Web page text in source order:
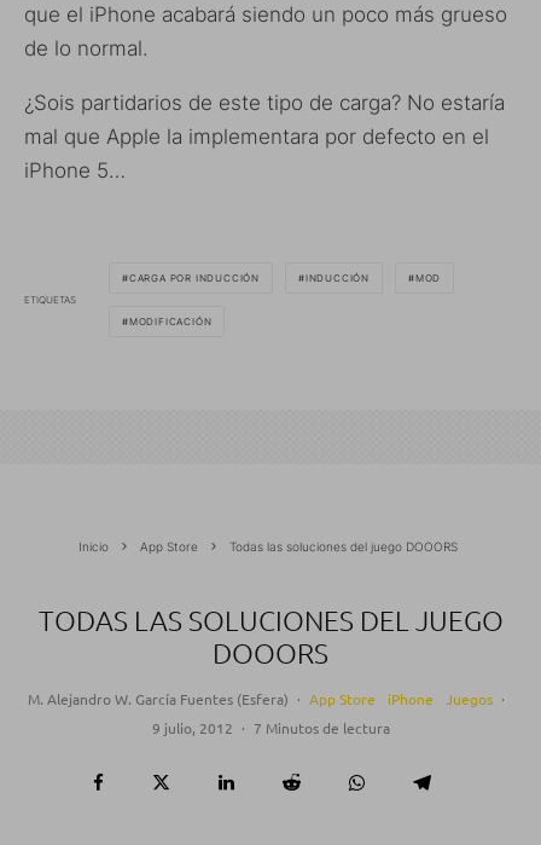
que el iPhone acabará siendo un poco más grueso
de lo normal.
¿Sois partidarios de este tipo de carga? No estaría
mal que Apple la implementara por defecto en el
iPhone 5…
ETIQUETAS
CARGA POR INDUCCIÓN INDUCCIÓN MOD
MODIFICACIÓN
Inicio App Store Todas las soluciones del juego DOOORS
TODAS LAS SOLUCIONES DEL JUEGO
DOOORS
M. Alejandro W. García Fuentes (Esfera) · App Store iPhone Juegos ·
9 julio, 2012 · 7 Minutos de lectura